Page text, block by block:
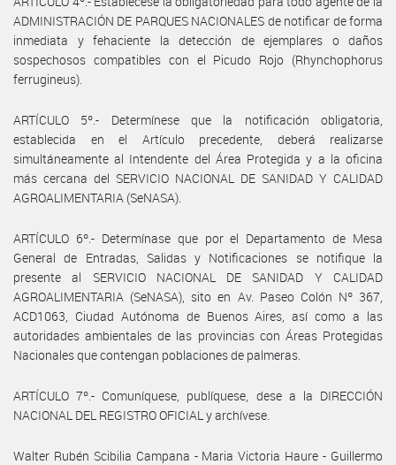
ADMINISTRACIÓN DE PARQUES NACIONALES de notificar de forma
inmediata y fehaciente la detección de ejemplares o daños
sospechosos compatibles con el Picudo Rojo (Rhynchophorus
ferrugineus).
ARTÍCULO 5º.- Determínese que la notificación obligatoria,
establecida en el Artículo precedente, deberá realizarse
simultáneamente al Intendente del Área Protegida y a la oficina
más cercana del SERVICIO NACIONAL DE SANIDAD Y CALIDAD
AGROALIMENTARIA (SeNASA).
ARTÍCULO 6º.- Determínase que por el Departamento de Mesa
General de Entradas, Salidas y Notificaciones se notifique la
presente al SERVICIO NACIONAL DE SANIDAD Y CALIDAD
AGROALIMENTARIA (SeNASA), sito en Av. Paseo Colón Nº 367,
ACD1063, Ciudad Autónoma de Buenos Aires, así como a las
autoridades ambientales de las provincias con Áreas Protegidas
Nacionales que contengan poblaciones de palmeras.
ARTÍCULO 7º.- Comuníquese, publíquese, dese a la DIRECCIÓN
NACIONAL DEL REGISTRO OFICIAL y archívese.
Walter Rubén Scibilia Campana - Maria Victoria Haure - Guillermo